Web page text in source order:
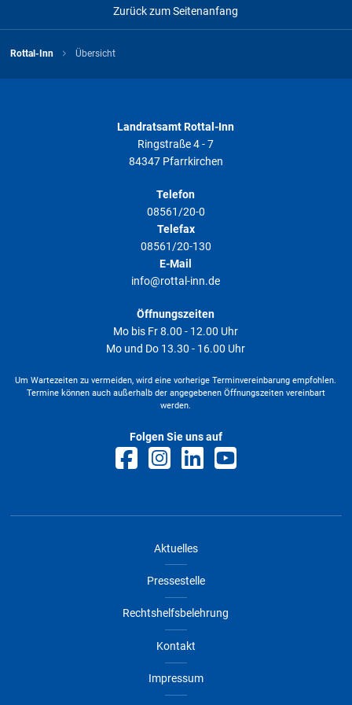
Zurück zum Seitenanfang
Rottal-Inn Übersicht
Landratsamt Rottal-Inn
Ringstraße 4 - 7
84347 Pfarrkirchen
Telefon
08561/20-0
Telefax
08561/20-130
E-Mail
info@rottal-inn.de
Öffnungszeiten
Mo bis Fr 8.00 - 12.00 Uhr
Mo und Do 13.30 - 16.00 Uhr
Um Wartezeiten zu vermeiden, wird eine vorherige Terminvereinbarung empfohlen.
Termine können auch außerhalb der angegebenen Öffnungszeiten vereinbart
werden.
Folgen Sie uns auf
Aktuelles
Pressestelle
Rechtshelfsbelehrung
Kontakt
Impressum